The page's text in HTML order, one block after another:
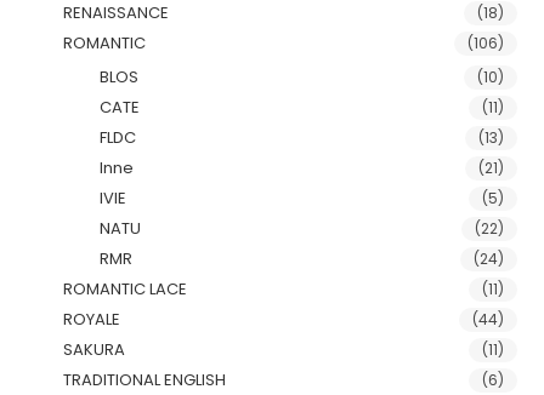
RENAISSANCE (18)
ROMANTIC (106)
BLOS (10)
CATE (11)
FLDC (13)
Inne (21)
IVIE (5)
NATU (22)
RMR (24)
ROMANTIC LACE (11)
ROYALE (44)
SAKURA (11)
TRADITIONAL ENGLISH (6)